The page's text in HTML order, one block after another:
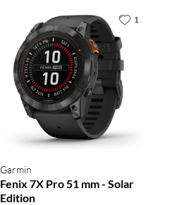
Garmin
Fenix 7X Pro 51 mm - Solar
Edition
1